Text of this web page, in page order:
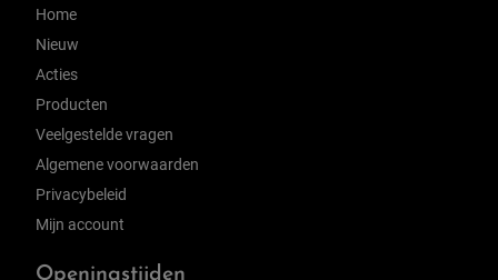
Home
Nieuw
Acties
Producten
Veelgestelde vragen
Algemene voorwaarden
Privacybeleid
Mijn account
Openingstijden